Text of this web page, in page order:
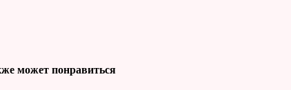
может понравиться